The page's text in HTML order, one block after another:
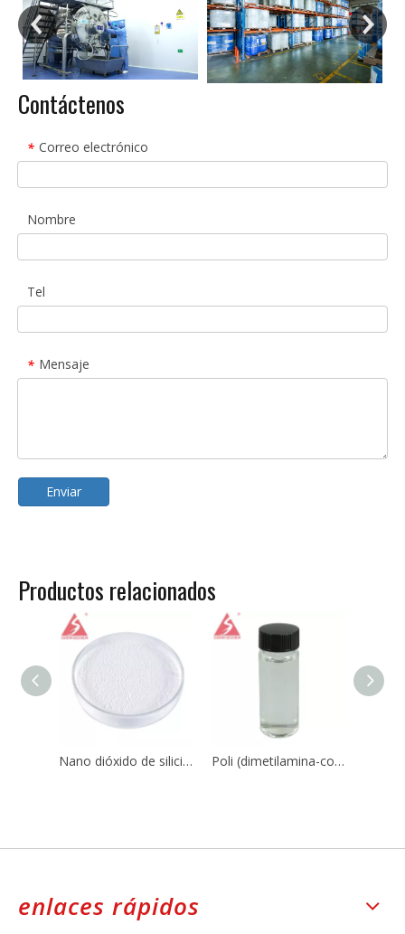
Contáctenos
* Correo electrónico
Nombre
Tel
* Mensaje
Enviar
Productos relacionados
Nano dióxido de silicio Sio2 CAS 7631-86-9 para caucho de silicona Poli (dimetilamina-co-epiclorohidrina-co-etilendiamina) CAS No.:25988-97-0 / 39660-17-8
enlaces rápidos